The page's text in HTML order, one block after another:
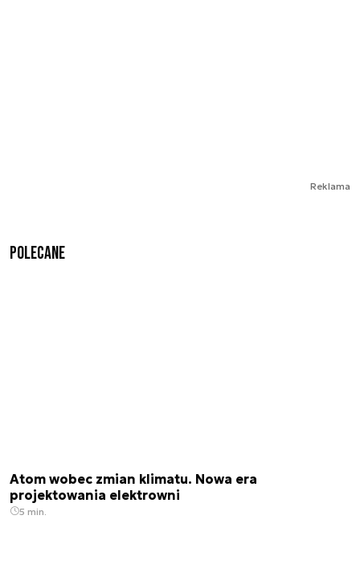
Reklama
Polecane
Atom wobec zmian klimatu. Nowa era
projektowania elektrowni
5 min.